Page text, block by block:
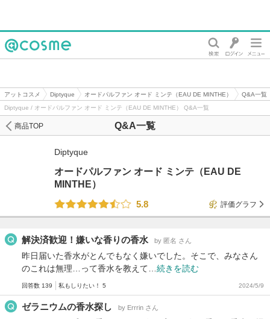
アットコスメ Diptyque オードパルファン オード ミンテ（EAU DE MINTHE）
Q&A一覧
Diptyque / オードパルファン オード ミンテ（EAU DE MINTHE） Q&A一覧
Q&A一覧
商品TOP
Diptyque
オードパルファン オード ミンテ（EAU DE
MINTHE）
5.8
評価グラフ
解決済歓迎！嫌いな香りの香水 by 匿名 さん
昨日届いた香水がとんでもなく嫌いでした。そこで、みなさん
のこれは無理…って香水を教えて… 続きを読む
回答数 139 私もしりたい！ 5 2024/5/9
ゼラニウムの香水探し by Errrin さん